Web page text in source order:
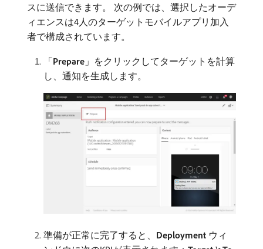
スに送信できます。 次の例では、選択したオーデ
ィエンスは4人のターゲットモバイルアプリ加入
者で構成されています。
「Prepare 」をクリックしてターゲットを計算
し、通知を生成します。
準備が正常に完了すると、 Deployment ウィ